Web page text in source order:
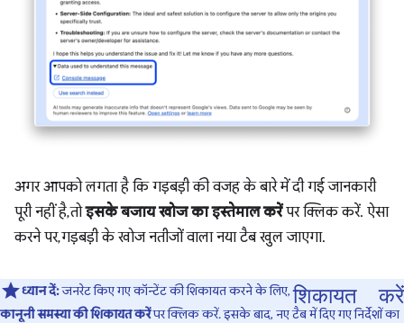
अगर आपको लगता है कि गड़बड़ी की वजह के बारे में दी गई जानकारी
पूरी नहीं है, तोइसके बजाय खोज का इस्तेमाल करेंपर क्लिक करें. ऐसा
करने पर, गड़बड़ी के खोज नतीजों वाला नया टैब खुल जाएगा.
ध्यान दें:जनरेट किए गए कॉन्टेंट की शिकायत करने के लिए,शिकायत करें
कानूनी समस्या की शिकायत करेंपर क्लिक करें. इसके बाद, नए टैब में दिए गए निर्देशों का